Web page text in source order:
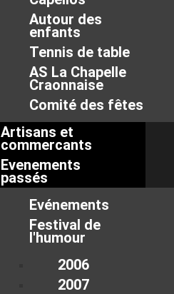
Autour des
enfants
Tennis de table
AS La Chapelle
Craonnaise
Comité des fêtes
Artisans et
commercants
Evenements
passés
Evénements
Festival de
l'humour
2006
2007